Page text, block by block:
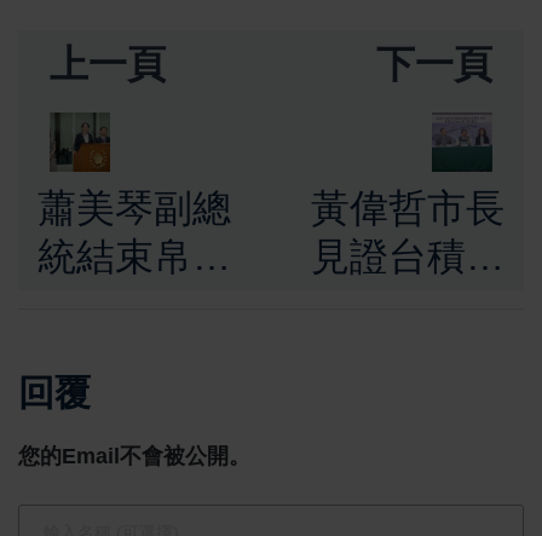
上一頁
蕭美琴副總
統結束帛琉
案」圓滿完
成盼持續走
下一頁
黃偉哲市長
見證台積電
回覆
您的Email不會被公開。